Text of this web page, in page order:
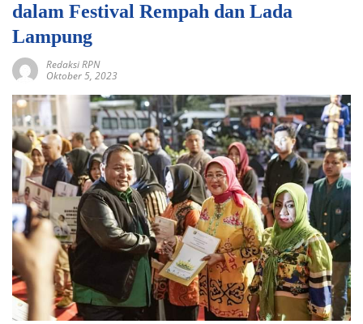
dalam Festival Rempah dan Lada
Lampung
Redaksi RPN
Oktober 5, 2023